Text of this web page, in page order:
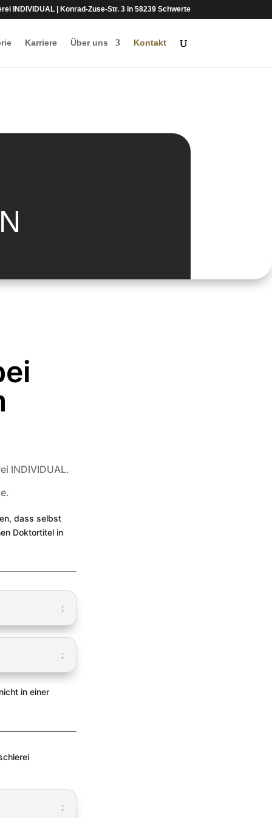
INDIVIDUAL | Konrad-Zuse-Str. 3 in 58239 Schwerte
Karriere Über uns Kontakt
INDIVIDUAL.
dass selbst
Doktortitel in
in einer